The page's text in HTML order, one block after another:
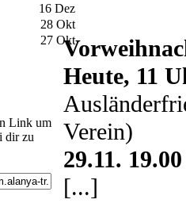
16 Dez
28 Okt
27 Okt
Link um
dir zu
Heute, 11
Verein)
29.11.
[...]